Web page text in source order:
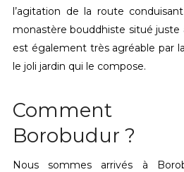
l’agitation de la route
monastère bouddhiste situé
est également très agréable par
le joli jardin qui le compose.
Comment
Borobudur ?
Nous sommes arrivés à